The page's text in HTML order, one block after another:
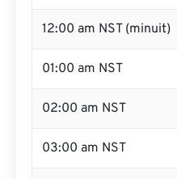
12:00 am NST (minuit)
01:00 am NST
02:00 am NST
03:00 am NST